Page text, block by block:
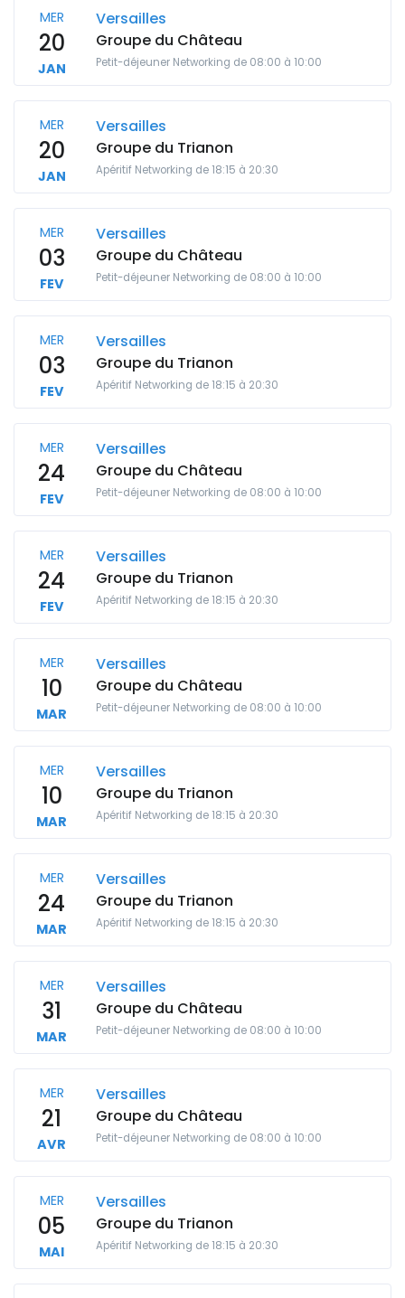
MER
20
JAN
Versailles
Groupe du Château
Petit-déjeuner Networking de 08:00 à 10:00
MER
20
JAN
Versailles
Groupe du Trianon
Apéritif Networking de 18:15 à 20:30
MER
03
FEV
Versailles
Groupe du Château
Petit-déjeuner Networking de 08:00 à 10:00
MER
03
FEV
Versailles
Groupe du Trianon
Apéritif Networking de 18:15 à 20:30
MER
24
FEV
Versailles
Groupe du Château
Petit-déjeuner Networking de 08:00 à 10:00
MER
24
FEV
Versailles
Groupe du Trianon
Apéritif Networking de 18:15 à 20:30
MER
10
MAR
Versailles
Groupe du Château
Petit-déjeuner Networking de 08:00 à 10:00
MER
10
MAR
Versailles
Groupe du Trianon
Apéritif Networking de 18:15 à 20:30
MER
24
MAR
Versailles
Groupe du Trianon
Apéritif Networking de 18:15 à 20:30
MER
31
MAR
Versailles
Groupe du Château
Petit-déjeuner Networking de 08:00 à 10:00
MER
21
AVR
Versailles
Groupe du Château
Petit-déjeuner Networking de 08:00 à 10:00
MER
05
MAI
Versailles
Groupe du Trianon
Apéritif Networking de 18:15 à 20:30